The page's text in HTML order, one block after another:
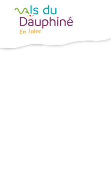
Cookies beheer paneel